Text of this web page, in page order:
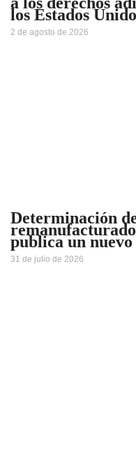
los Estados
2 de agosto de 2026
Determinación
publica un nuevo
31 de julio de 2026